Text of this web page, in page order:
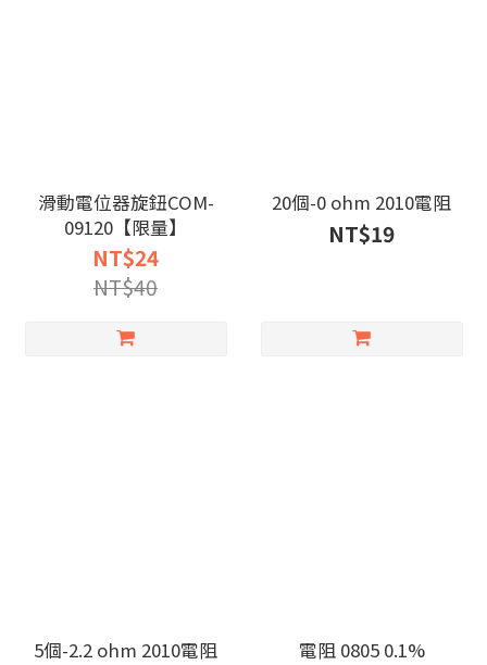
滑動電位器旋鈕COM-
09120【限量】
NT$24
NT$40
20個-0 ohm 2010電阻
NT$19
5個-2.2 ohm 2010電阻 電阻 0805 0.1%